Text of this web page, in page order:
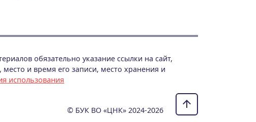
обязательно указание ссылки на сайт,
и время его записи, место хранения и
использования
© БУК ВО «ЦНК» 2024-2026